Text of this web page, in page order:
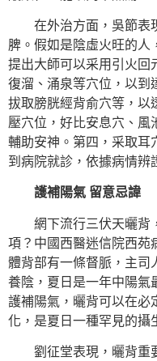
在外治方面，吳節表
脾。假如是陰虛火旺的人
提出大師可以采用引火回
復溜、涌泉等穴位，以到
拔取膀胱經背俞穴等，以
壓穴位，好比安息穴、風
輔助安神。第四，采取耳
到病院就診，依據病情辨
護補陽氣 留意忌諱
網下流行三伏天曬背
項？中國西醫迷信院西苑
體背部有一條督脈，主司
養陰，夏日是一年中陽氣
護補陽氣，曬背可以在必
化，是夏日一種罕見的攝
劉征堂表現，曬背重